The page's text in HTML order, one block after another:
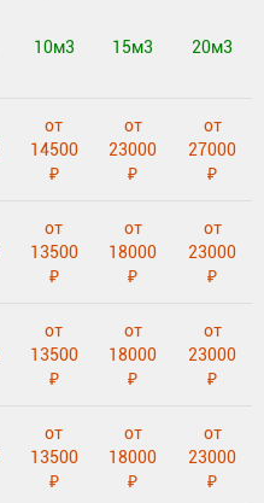
10м3 15м3 20м3
от
14500
₽
от
23000
₽
от
27000
₽
от
13500
₽
от
18000
₽
от
23000
₽
от
13500
₽
от
18000
₽
от
23000
₽
от
13500
₽
от
18000
₽
от
23000
₽